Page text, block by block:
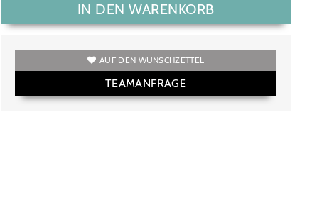
IN DEN WARENKORB
AUF DEN WUNSCHZETTEL
TEAMANFRAGE